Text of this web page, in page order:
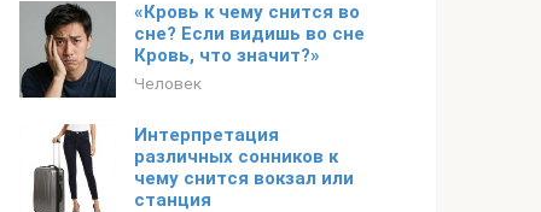
«Кровь к чему снится во
сне? Если видишь во сне
Кровь, что значит?»
Человек
Интерпретация
различных сонников к
чему снится вокзал или
станция